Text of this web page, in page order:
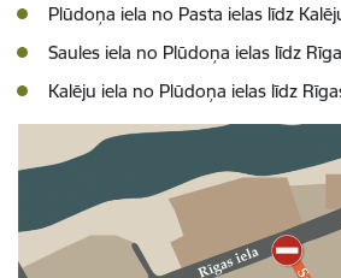
Plūdoņa iela no Pasta ielas līdz
Saules iela no Plūdoņa ielas līdz
Kalēju iela no Plūdoņa ielas līdz